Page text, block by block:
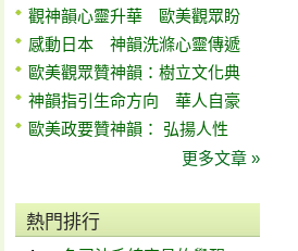
觀神韻心靈升華 歐美觀眾盼
感動日本 神韻洗滌心靈傳遞
歐美觀眾贊神韻：樹立文化典
神韻指引生命方向 華人自豪
歐美政要贊神韻： 弘揚人性
更多文章 »
熱門排行